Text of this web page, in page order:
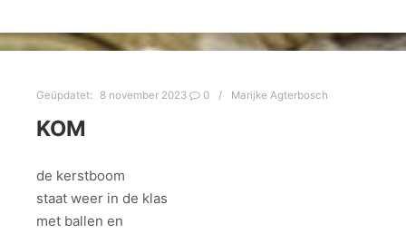
Geüpdatet: 8 november 2023 0 Marijke Agterbosch
KOM
de kerstboom
staat weer in de klas
met ballen en